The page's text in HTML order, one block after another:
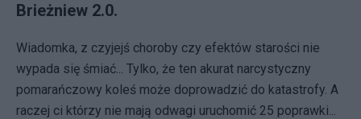
Brieżniew 2.0.
Wiadomka, z czyjejś choroby czy efektów starości nie
wypada się śmiać... Tylko, że ten akurat narcystyczny
pomarańczowy koleś może doprowadzić do katastrofy. A
raczej ci którzy nie mają odwagi uruchomić 25 poprawki...